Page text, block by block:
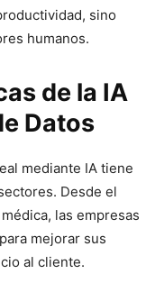
sino
humanos.
de la IA
Datos
mediante IA tiene
Desde el
las empresas
mejorar sus
al cliente.